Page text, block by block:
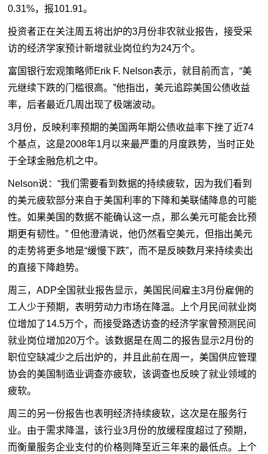
0.31%，报101.91。
投资者正在关注周五将出炉的3月份非农就业报告，接受采
访的经济学家预计新增就业岗位约为24万个。
富国银行宏观策略师Erik F. Nelson表示，就目前而言，“美
元继续下跌的门槛很高。”他指出，美元追踪美国公债收益
率，后者最近几周出现了极端波动。
3月份，反映利率预期的美国两年期公债收益率下挫了近74
个基点，这是2008年1月以来最严重的月度跌势，当时正处
于全球金融危机之中。
Nelson说：“我们需要看到数据的持续疲软，因为我们看到
的美元疲软部分来自于美国利率的下降和美联储降息的可能
性。如果美国的数据不能确认这一点，那么美元可能会比预
期更有韧性。” 但他澄清说，他仍然看空美元，但指出美元
的走势将更多地是“缓慢下跌”，而不是反映数月来持续卖出
的直接下降趋势。
周三，ADP全国就业报告显示，美国民间雇主3月份雇佣的
工人少于预期，表明劳动力市场在降温。上个月民间就业岗
位增加了14.5万个，而接受路透访查的经济学家曾预测民间
就业岗位增加20万个。该数据是在周二的报告显示2月份的
职位空缺减少之后出炉的，并且此前在周一，美国供应管理
协会的美国制造业调查亦疲软，该调查也反映了就业领域的
疲软。
周三的另一份报告也表明经济持续疲软，这次是在服务行
业。由于需求降温，该行业3月份的放缓程度超过了预期，
而衡量服务企业支付的价格则降至近三年来的最低点。上个